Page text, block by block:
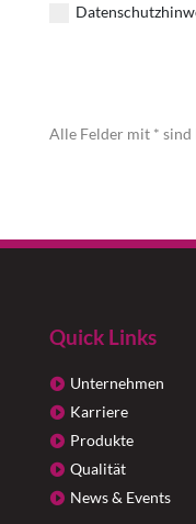
Alle Felder mit *
Quick Links
Unternehmen
Karriere
Produkte
Qualität
News & Events